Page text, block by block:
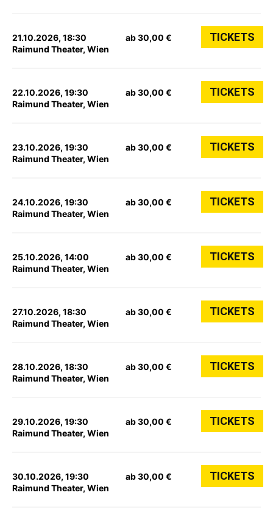
21.10.2026, 18:30
Raimund Theater, Wien
ab 30,00 € TICKETS
22.10.2026, 19:30
Raimund Theater, Wien
ab 30,00 € TICKETS
23.10.2026, 19:30
Raimund Theater, Wien
ab 30,00 € TICKETS
24.10.2026, 19:30
Raimund Theater, Wien
ab 30,00 € TICKETS
25.10.2026, 14:00
Raimund Theater, Wien
ab 30,00 € TICKETS
27.10.2026, 18:30
Raimund Theater, Wien
ab 30,00 € TICKETS
28.10.2026, 18:30
Raimund Theater, Wien
ab 30,00 € TICKETS
29.10.2026, 19:30
Raimund Theater, Wien
ab 30,00 € TICKETS
30.10.2026, 19:30
Raimund Theater, Wien
ab 30,00 € TICKETS